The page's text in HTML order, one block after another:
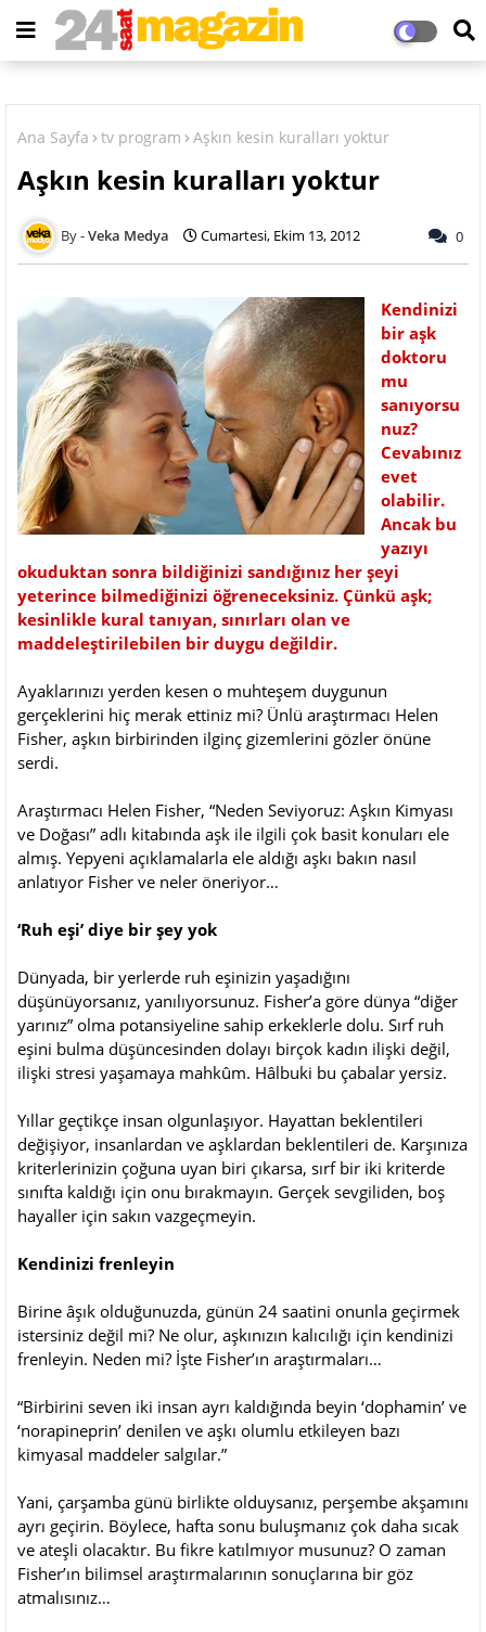
Ana Sayfa tv program Aşkın kesin kuralları yoktur
Aşkın kesin kuralları yoktur
Veka Medya Cumartesi, Ekim 13, 2012 0
Kendinizi
bir aşk
doktoru
mu
sanıyorsu
nuz?
Cevabınız
evet
olabilir.
Ancak bu
yazıyı
okuduktan sonra bildiğinizi sandığınız her şeyi
yeterince bilmediğinizi öğreneceksiniz. Çünkü aşk;
kesinlikle kural tanıyan, sınırları olan ve
maddeleştirilebilen bir duygu değildir.
Ayaklarınızı yerden kesen o muhteşem duygunun
gerçeklerini hiç merak ettiniz mi? Ünlü araştırmacı Helen
Fisher, aşkın birbirinden ilginç gizemlerini gözler önüne
serdi.
Araştırmacı Helen Fisher, “Neden Seviyoruz: Aşkın Kimyası
ve Doğası” adlı kitabında aşk ile ilgili çok basit konuları ele
almış. Yepyeni açıklamalarla ele aldığı aşkı bakın nasıl
anlatıyor Fisher ve neler öneriyor…
‘Ruh eşi’ diye bir şey yok
Dünyada, bir yerlerde ruh eşinizin yaşadığını
düşünüyorsanız, yanılıyorsunuz. Fisher’a göre dünya “diğer
yarınız” olma potansiyeline sahip erkeklerle dolu. Sırf ruh
eşini bulma düşüncesinden dolayı birçok kadın ilişki değil,
ilişki stresi yaşamaya mahkûm. Hâlbuki bu çabalar yersiz.
Yıllar geçtikçe insan olgunlaşıyor. Hayattan beklentileri
değişiyor, insanlardan ve aşklardan beklentileri de. Karşınıza
kriterlerinizin çoğuna uyan biri çıkarsa, sırf bir iki kriterde
sınıfta kaldığı için onu bırakmayın. Gerçek sevgiliden, boş
hayaller için sakın vazgeçmeyin.
Kendinizi frenleyin
Birine âşık olduğunuzda, günün 24 saatini onunla geçirmek
istersiniz değil mi? Ne olur, aşkınızın kalıcılığı için kendinizi
frenleyin. Neden mi? İşte Fisher’ın araştırmaları…
“Birbirini seven iki insan ayrı kaldığında beyin ‘dophamin’ ve
‘norapineprin’ denilen ve aşkı olumlu etkileyen bazı
kimyasal maddeler salgılar.”
Yani, çarşamba günü birlikte olduysanız, perşembe akşamını
ayrı geçirin. Böylece, hafta sonu buluşmanız çok daha sıcak
ve ateşli olacaktır. Bu fikre katılmıyor musunuz? O zaman
Fisher’ın bilimsel araştırmalarının sonuçlarına bir göz
atmalısınız…